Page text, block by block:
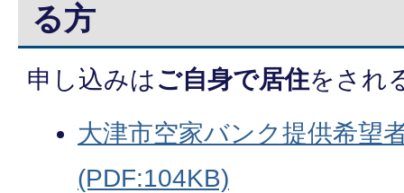
る方
申し込みはご自身で居住をされ
大津市空家バンク提供希望
(PDF:104KB)